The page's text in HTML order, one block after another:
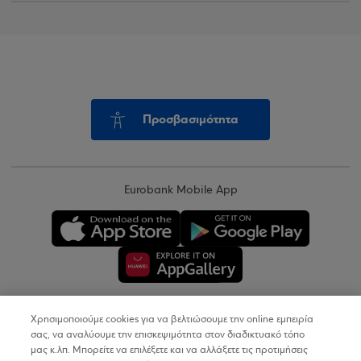
Προσβασιμότητα
Eurobank Mobile App
Copyright © 2026
Χρησιμοποιούμε cookies για να βελτιώσουμε την online εμπειρία
σας, να αναλύουμε την επισκεψιμότητα στον διαδικτυακό τόπο
μας κ.λπ. Μπορείτε να επιλέξετε και να αλλάξετε τις προτιμήσεις